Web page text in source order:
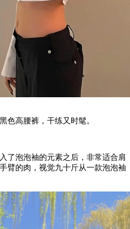
高腰裤，干练又时髦。
泡泡袖的元素之后，非常适合肩
臂的肉，视觉九十斤从一款泡泡袖